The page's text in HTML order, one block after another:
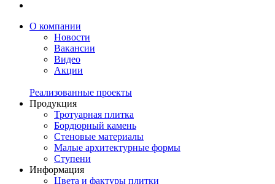
О компании
Новости
Вакансии
Видео
Акции
Реализованные проекты
Продукция
Тротуарная плитка
Бордюрный камень
Стеновые материалы
Малые архитектурные формы
Ступени
Информация
Цвета и фактуры плитки